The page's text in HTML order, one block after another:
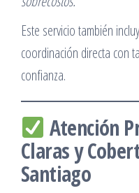
Este servicio también
coordinación directa con
confianza.
Atención
Claras y
Santiago